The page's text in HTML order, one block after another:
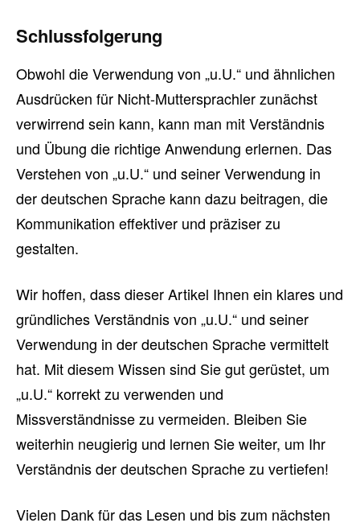
Schlussfolgerung
Obwohl die Verwendung von „u.U.“ und ähnlichen
Ausdrücken für Nicht-Muttersprachler zunächst
verwirrend sein kann, kann man mit Verständnis
und Übung die richtige Anwendung erlernen. Das
Verstehen von „u.U.“ und seiner Verwendung in
der deutschen Sprache kann dazu beitragen, die
Kommunikation effektiver und präziser zu
gestalten.
Wir hoffen, dass dieser Artikel Ihnen ein klares und
gründliches Verständnis von „u.U.“ und seiner
Verwendung in der deutschen Sprache vermittelt
hat. Mit diesem Wissen sind Sie gut gerüstet, um
„u.U.“ korrekt zu verwenden und
Missverständnisse zu vermeiden. Bleiben Sie
weiterhin neugierig und lernen Sie weiter, um Ihr
Verständnis der deutschen Sprache zu vertiefen!
Vielen Dank für das Lesen und bis zum nächsten